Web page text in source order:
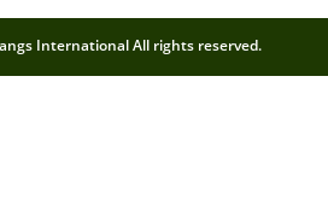
International All rights reserved.